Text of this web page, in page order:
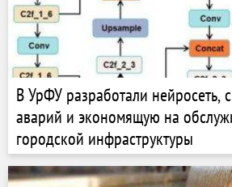
В УрФУ разработали
аварий и экономящую на
городской инфраструктуры